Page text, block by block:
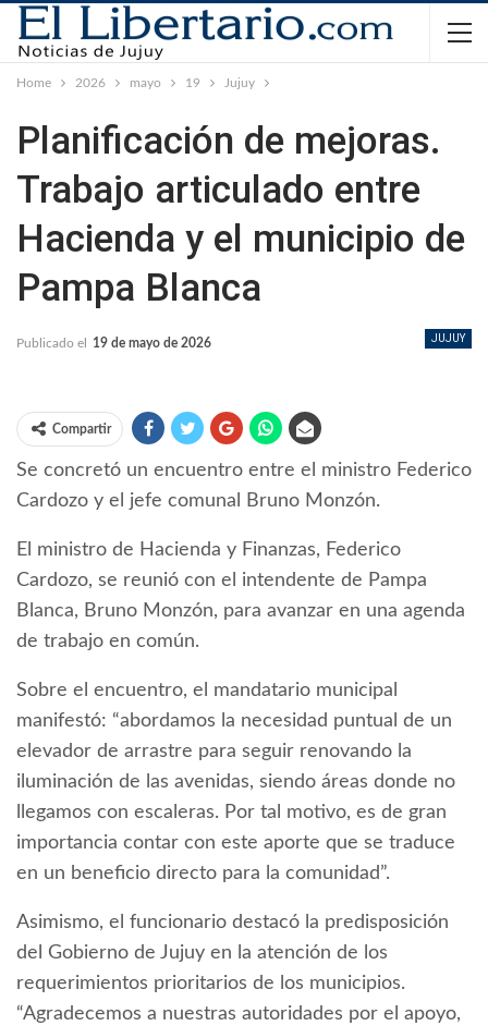
Home 2026 mayo 19 Jujuy
Planificación de mejoras.
Trabajo articulado entre
Hacienda y el municipio de
Pampa Blanca
JUJUY
Publicado el 19 de mayo de 2026
Compartir
Se concretó un encuentro entre el ministro Federico
Cardozo y el jefe comunal Bruno Monzón.
El ministro de Hacienda y Finanzas, Federico
Cardozo, se reunió con el intendente de Pampa
Blanca, Bruno Monzón, para avanzar en una agenda
de trabajo en común.
Sobre el encuentro, el mandatario municipal
manifestó: “abordamos la necesidad puntual de un
elevador de arrastre para seguir renovando la
iluminación de las avenidas, siendo áreas donde no
llegamos con escaleras. Por tal motivo, es de gran
importancia contar con este aporte que se traduce
en un beneficio directo para la comunidad”.
Asimismo, el funcionario destacó la predisposición
del Gobierno de Jujuy en la atención de los
requerimientos prioritarios de los municipios.
“Agradecemos a nuestras autoridades por el apoyo,